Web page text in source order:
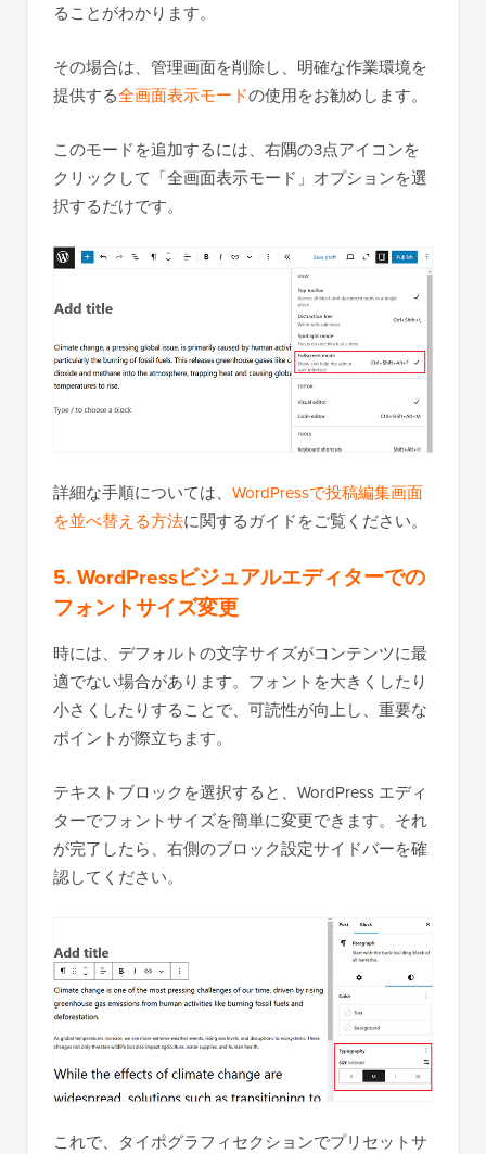
ることがわかります。
その場合は、管理画面を削除し、明確な作業環境を
提供する全画面表示モードの使用をお勧めします。
このモードを追加するには、右隅の3点アイコンを
クリックして「全画面表示モード」オプションを選
択するだけです。
詳細な手順については、 WordPressで投稿編集画面
を並べ替える方法に関するガイドをご覧ください。
5. WordPressビジュアルエディターでの
フォントサイズ変更
時には、デフォルトの文字サイズがコンテンツに最
適でない場合があります。フォントを大きくしたり
小さくしたりすることで、可読性が向上し、重要な
ポイントが際立ちます。
テキストブロックを選択すると、WordPress エディ
ターでフォントサイズを簡単に変更できます。それ
が完了したら、右側のブロック設定サイドバーを確
認してください。
これで、タイポグラフィセクションでプリセットサ